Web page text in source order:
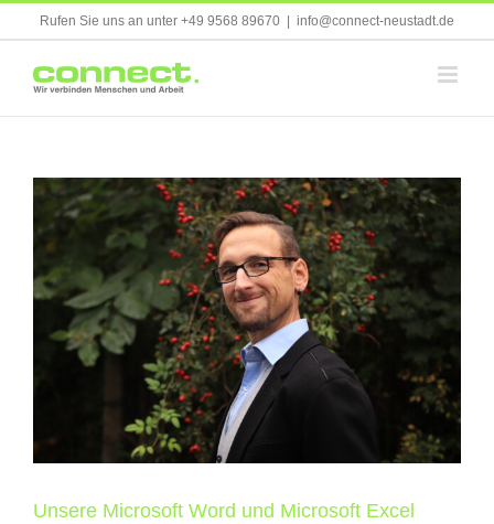
Rufen Sie uns an unter +49 9568 89670 info@connect-neustadt.de
Unsere Microsoft Word und Microsoft Excel